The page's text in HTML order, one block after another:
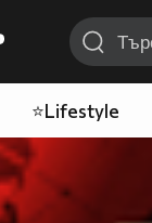
⭐Lifestyle